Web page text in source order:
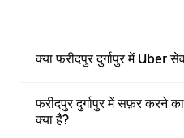
क्या फरीदपुर दुर्गापुर में Uber
फरीदपुर दुर्गापुर में सफ़र करने
क्या है?